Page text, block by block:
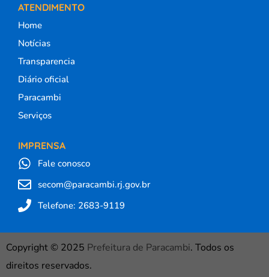
ATENDIMENTO
Home
Notícias
Transparencia
Diário oficial
Paracambi
Serviços
IMPRENSA
Fale conosco
secom@paracambi.rj.gov.br
Telefone: 2683-9119
Copyright © 2025 Prefeitura de Paracambi. Todos os
direitos reservados.